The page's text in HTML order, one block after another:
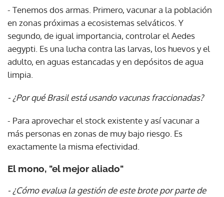
- Tenemos dos armas. Primero, vacunar a la población
en zonas próximas a ecosistemas selváticos. Y
segundo, de igual importancia, controlar el Aedes
aegypti. Es una lucha contra las larvas, los huevos y el
adulto, en aguas estancadas y en depósitos de agua
limpia.
- ¿Por qué Brasil está usando vacunas fraccionadas?
- Para aprovechar el stock existente y así vacunar a
más personas en zonas de muy bajo riesgo. Es
exactamente la misma efectividad.
El mono, "el mejor aliado"
- ¿Cómo evalua la gestión de este brote por parte de